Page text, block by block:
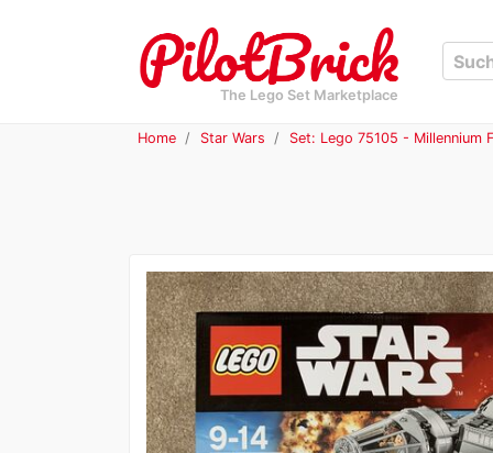
The Lego Set Marketplace
Home Star Wars Set: Lego 75105 - Millennium